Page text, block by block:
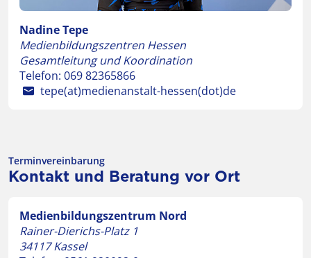
Nadine Tepe
Medienbildungszentren Hessen
Gesamtleitung und Koordination
Telefon: 069 82365866
tepe(at)medienanstalt-hessen(dot)de
Terminvereinbarung
Kontakt und Beratung vor Ort
Medienbildungszentrum Nord
Rainer-Dierichs-Platz 1
34117 Kassel